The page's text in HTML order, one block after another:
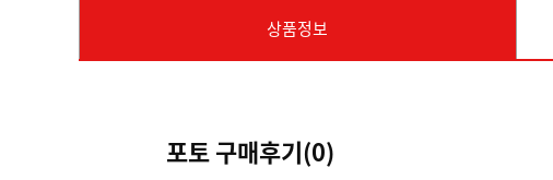
상품정보
포토 구매후기(0)